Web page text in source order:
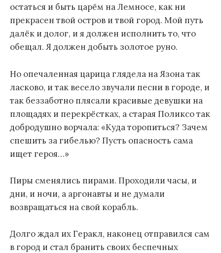
остаться и быть царём на Лемносе, как ни
прекрасен твой остров и твой город. Мой путь
далёк и долог, и я должен исполнить то, что
обещал. Я должен добыть золотое руно.
Но опечаленная царица глядела на Язона так
ласково, и так весело звучали песни в городе, и
так беззаботно плясали красивые девушки на
площадях и перекрёстках, а старая Поликсо так
добродушно ворчала: «Куда торопиться? Зачем
спешить за гибелью? Пусть опасность сама
ищет героя…»
Пиры сменялись пирами. Проходили часы, и
дни, и ночи, а аргонавты и не думали
возвращаться на свой корабль.
Долго ждал их Геракл, наконец отправился сам
в город и стал бранить своих беспечных